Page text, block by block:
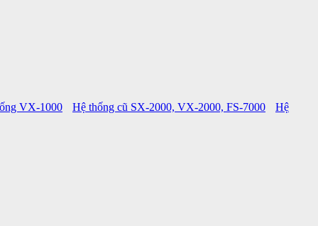
VX-1000 Hệ thống cũ SX-2000, VX-2000, FS-7000
Hệ